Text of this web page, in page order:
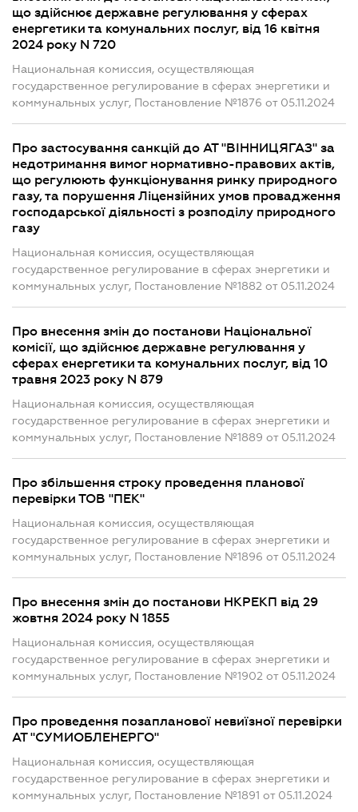
що здійснює державне регулювання у сферах
енергетики та комунальних послуг, від 16 квітня
2024 року N 720
Национальная комиссия, осуществляющая
государственное регулирование в сферах энергетики и
коммунальных услуг, Постановление №1876 от 05.11.2024
Про застосування санкцій до АТ "ВІННИЦЯГАЗ" за
недотримання вимог нормативно-правових актів,
що регулюють функціонування ринку природного
газу, та порушення Ліцензійних умов провадження
господарської діяльності з розподілу природного
газу
Национальная комиссия, осуществляющая
государственное регулирование в сферах энергетики и
коммунальных услуг, Постановление №1882 от 05.11.2024
Про внесення змін до постанови Національної
комісії, що здійснює державне регулювання у
сферах енергетики та комунальних послуг, від 10
травня 2023 року N 879
Национальная комиссия, осуществляющая
государственное регулирование в сферах энергетики и
коммунальных услуг, Постановление №1889 от 05.11.2024
Про збільшення строку проведення планової
перевірки ТОВ "ПЕК"
Национальная комиссия, осуществляющая
государственное регулирование в сферах энергетики и
коммунальных услуг, Постановление №1896 от 05.11.2024
Про внесення змін до постанови НКРЕКП від 29
жовтня 2024 року N 1855
Национальная комиссия, осуществляющая
государственное регулирование в сферах энергетики и
коммунальных услуг, Постановление №1902 от 05.11.2024
Про проведення позапланової невиїзної перевірки
АТ "СУМИОБЛЕНЕРГО"
Национальная комиссия, осуществляющая
государственное регулирование в сферах энергетики и
коммунальных услуг, Постановление №1891 от 05.11.2024